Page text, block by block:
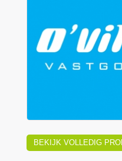
BEKIJK VOLLEDIG